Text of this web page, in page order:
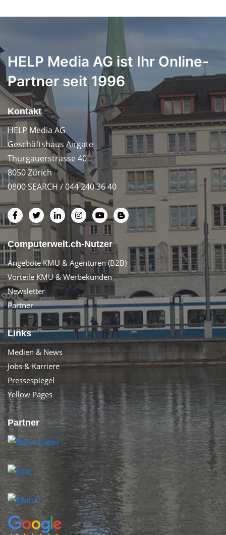
HELP Media AG ist Ihr Online-
Partner seit 1996
Kontakt
HELP Media AG
Geschäftshaus Airgate
Thurgauerstrasse 40
8050 Zürich
0800 SEARCH / 044 240 36 40
Computerwelt.ch-Nutzer
Angebote KMU & Agenturen (B2B)
Vorteile KMU & Werbekunden
Newsletter
Partner
Links
Medien & News
Jobs & Karriere
Pressespiegel
Yellow Pages
Partner